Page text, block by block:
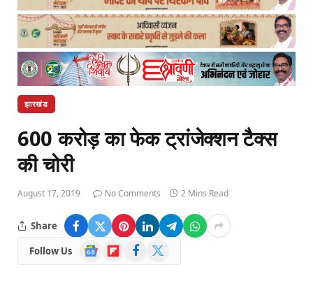
झारखंड
600 करोड़ का फेक ट्रांजेक्शन टैक्स
की चोरी
August 17, 2019 No Comments 2 Mins Read
Share
Follow Us
Google
News
FlipboardFacebook